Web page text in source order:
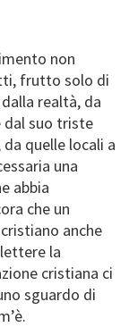
non
frutto solo di
realtà, da
dal suo triste
quelle locali a
una
abbia
che un
anche
la
cristiana ci
sguardo di